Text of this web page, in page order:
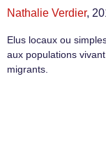
Nathalie Verdier,
Elus locaux ou
aux populations
migrants.